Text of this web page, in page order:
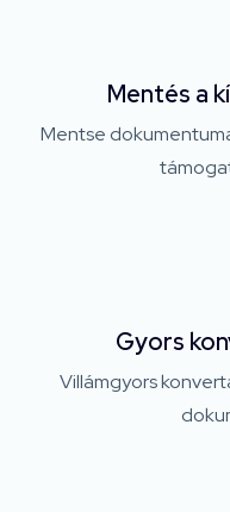
Mentés a
Mentse
Gyors
Villámgyors